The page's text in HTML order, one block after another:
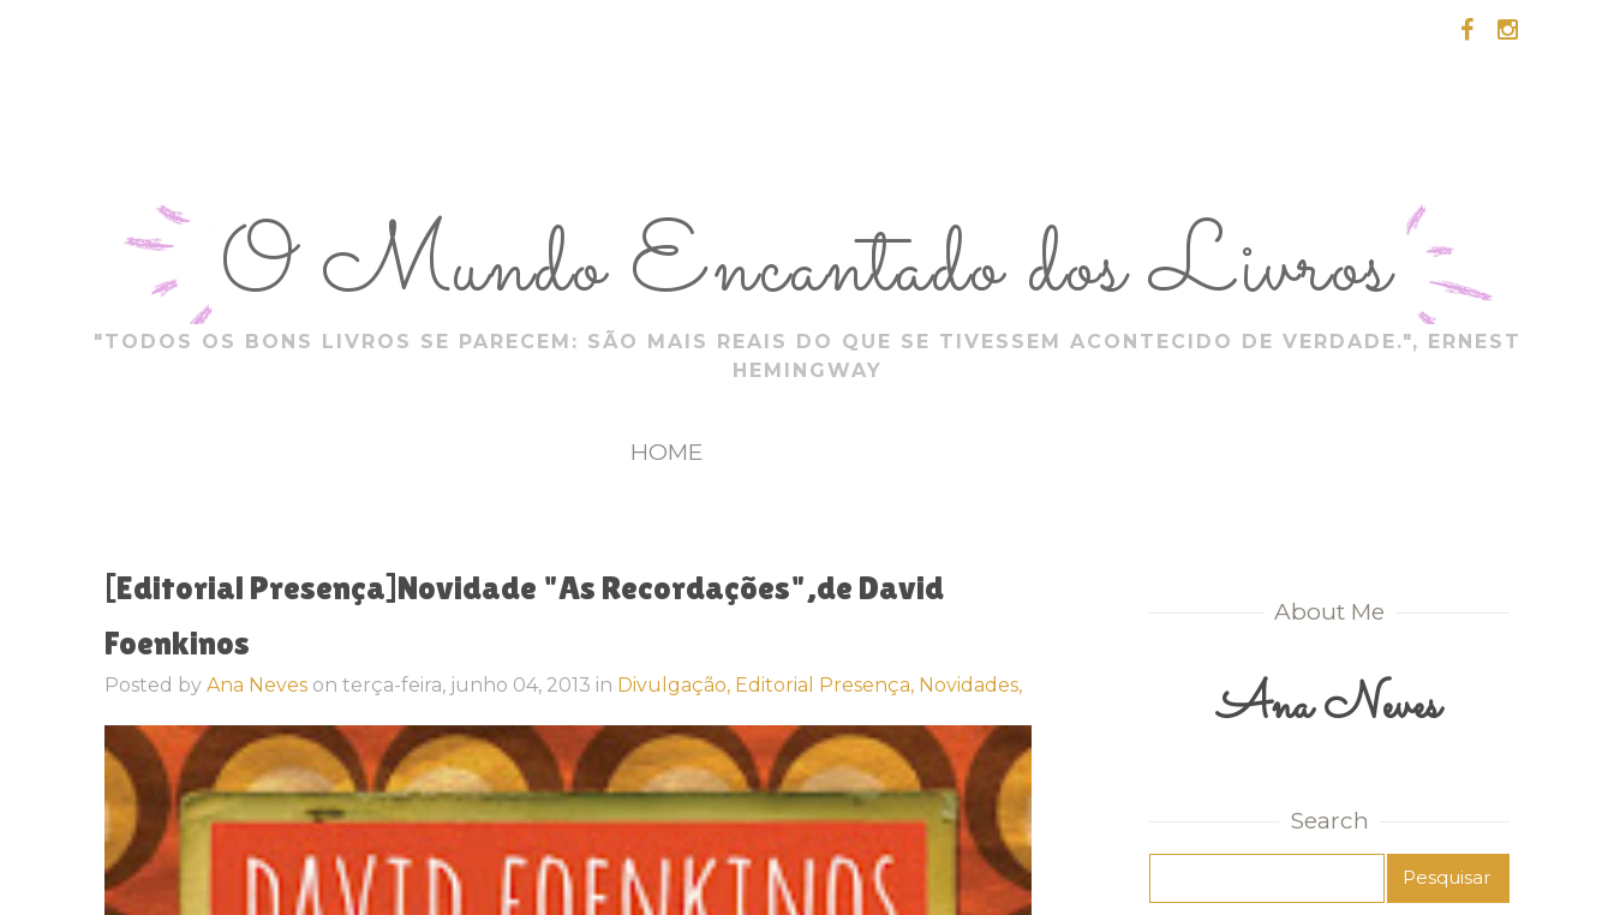
O Mundo Encantado dos Livros
"TODOS OS BONS LIVROS SE PARECEM: SÃO MAIS REAIS DO QUE SE TIVESSEM ACONTECIDO DE VERDADE.", ERNEST
HEMINGWAY
HOME
[Editorial Presença]Novidade "As Recordações",de David
Foenkinos
Posted by Ana Neves on terça-feira, junho 04, 2013 in Divulgação, Editorial Presença, Novidades,
About Me
Ana Neves
Search